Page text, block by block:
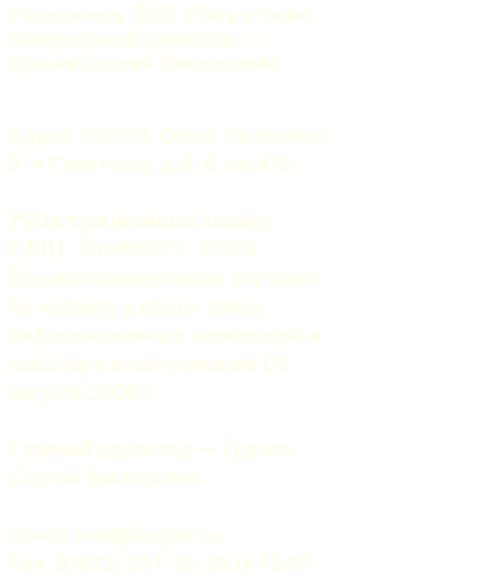
Учредитель ООО «Пять углов».
Генеральный директор —
Грачев Сергей Викторович
Адрес: 191015, Санкт-Петербург,
9-я Советская, д.4-6, оф.415
Регистрационный номер
СМИ: Эл №ФС77-37070.
Выдано Федеральной службой
по надзору в сфере связи,
информационных технологий и
массовых коммуникаций 06
августа 2009 г.
Главный редактор — Грачев
Сергей Викторович.
Почта: mail@5uglov.ru
Тел. 8 (812) 274-35-25 (c 12.00